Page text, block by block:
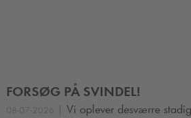
FORSØG PÅ SVINDEL!
08-07-2026 | Vi oplever desværre